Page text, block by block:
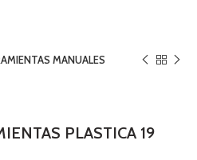
MANUALES
PLASTICA 19